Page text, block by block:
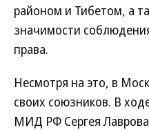
районом и Тибетом, а
значимости
права.
Несмотря на это, в
своих союзников. В
МИД РФ Сергея